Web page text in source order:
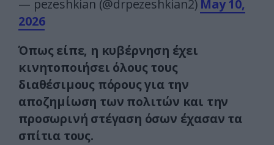
— pezeshkian (@drpezeshkian2) May 10,
2026
Όπως είπε, η κυβέρνηση έχει
κινητοποιήσει όλους τους
διαθέσιμους πόρους για την
αποζημίωση των πολιτών και την
προσωρινή στέγαση όσων έχασαν τα
σπίτια τους.